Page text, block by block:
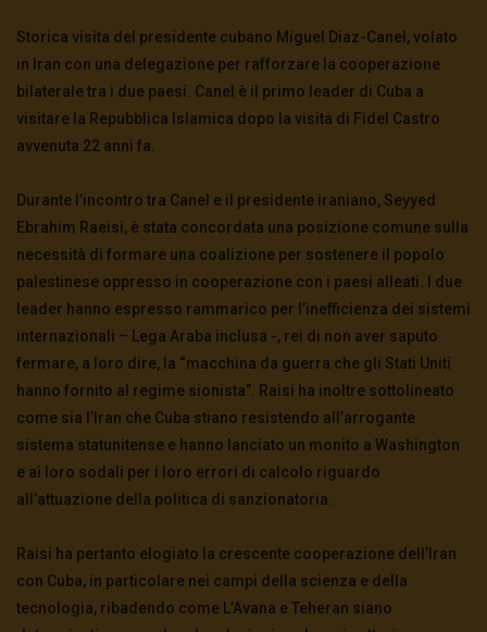
Storica visita del presidente cubano Miguel Diaz-Canel, volato
in Iran con una delegazione per rafforzare la cooperazione
bilaterale tra i due paesi. Canel è il primo leader di Cuba a
visitare la Repubblica Islamica dopo la visita di Fidel Castro
avvenuta 22 anni fa.
Durante l’incontro tra Canel e il presidente iraniano, Seyyed
Ebrahim Raeisi, è stata concordata una posizione comune sulla
necessità di formare una coalizione per sostenere il popolo
palestinese oppresso in cooperazione con i paesi alleati. I due
leader hanno espresso rammarico per l’inefficienza dei sistemi
internazionali – Lega Araba inclusa -, rei di non aver saputo
fermare, a loro dire, la “macchina da guerra che gli Stati Uniti
hanno fornito al regime sionista”. Raisi ha inoltre sottolineato
come sia l’Iran che Cuba stiano resistendo all’arrogante
sistema statunitense e hanno lanciato un monito a Washington
e ai loro sodali per i loro errori di calcolo riguardo
all’attuazione della politica di sanzionatoria.
Raisi ha pertanto elogiato la crescente cooperazione dell’Iran
con Cuba, in particolare nei campi della scienza e della
tecnologia, ribadendo come L’Avana e Teheran siano